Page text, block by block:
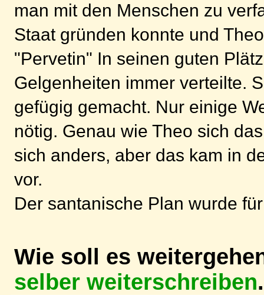
man mit den Menschen zu
Staat gründen konnte und
"Pervetin" In seinen guten
Gelgenheiten immer verteilte.
gefügig gemacht. Nur einige
nötig. Genau wie Theo sich
sich anders, aber das kam in
vor.
Der santanische Plan wurde
Wie soll es
selber weiterschreiben.